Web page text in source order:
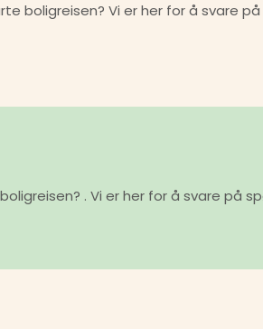
boligreisen? Vi er her for å svare
. Vi er her for å svare på